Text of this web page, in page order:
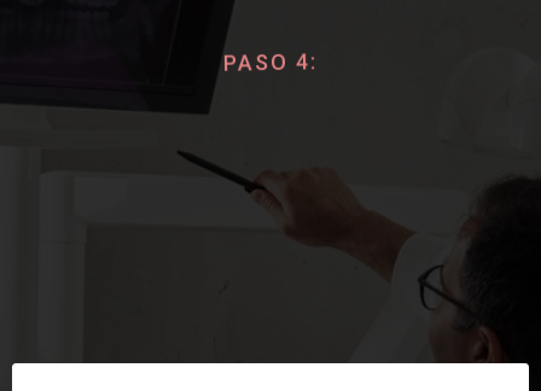
PASO 4:
Reserva tu Evaluación
Personalizada
SOLO 10 CUPOS DISPONIBLES ESTE MES